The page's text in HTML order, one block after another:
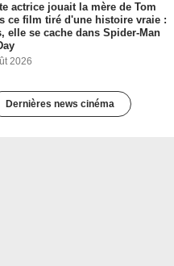
actrice jouait la mère de Tom
ce film tiré d'une histoire vraie :
elle se cache dans Spider-Man
2026
Dernières news cinéma